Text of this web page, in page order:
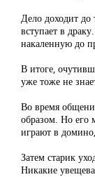
Дело доходит до
вступает в
накаленную до
В итоге,
уже тоже не
Во время
образом. Но его
играют в
Затем старик
Никакие